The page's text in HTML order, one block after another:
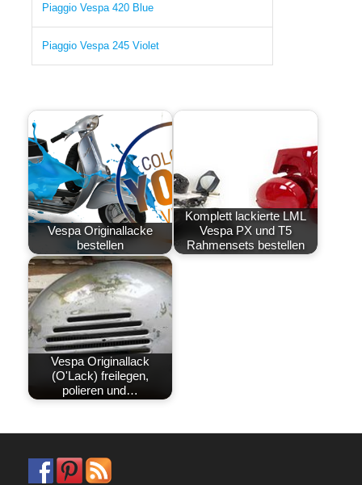
Piaggio Vespa 420 Blue
Piaggio Vespa 245 Violet
Vespa Originallacke
bestellen
Komplett lackierte LML
Vespa PX und T5
Rahmensets bestellen
Vespa Originallack
(O'Lack) freilegen,
polieren und…